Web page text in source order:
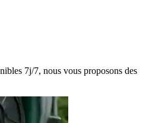
7j/7, nous vous proposons des